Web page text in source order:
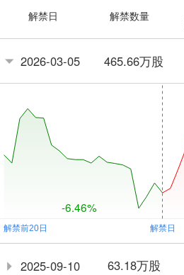
解禁日 解禁数量
2026-03-05 465.66万股
-6.46%
2025-09-10 63.18万股